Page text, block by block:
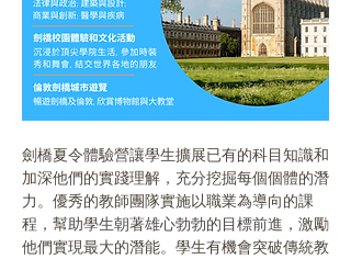
劍橋夏令體驗營讓學生擴展已有的科目知識和
加深他們的實踐理解，充分挖掘每個個體的潛
力。優秀的教師團隊實施以職業為導向的課
程，幫助學生朝著雄心勃勃的目標前進，激勵
他們實現最大的潛能。學生有機會突破傳統教